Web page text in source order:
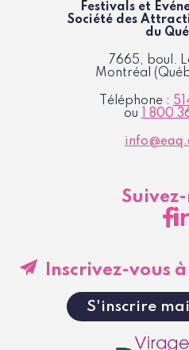
Festivals et
Société des
du
7665, boul.
Montréal
Téléphone :
ou 1 800
Inscrivez-vous
S'inscrire